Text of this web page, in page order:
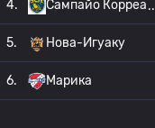
4. Сампайо Корреа
5. Нова-Игуаку
6. Марика